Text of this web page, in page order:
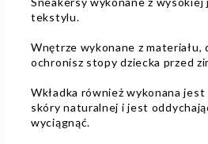
tekstylu.
Wnętrze wykonane z materiału,
ochronisz stopy dziecka przed
Wkładka również wykonana
skóry naturalnej i jest
wyciągnąć.